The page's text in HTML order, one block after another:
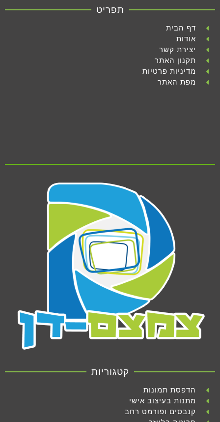
תפריט
דף הבית
אודות
יצירת קשר
תקנון האתר
מדיניות פרטיות
מפת האתר
קטגוריות
הדפסת תמונות
מתנות בעיצוב אישי
קנבסים ופורמט רחב